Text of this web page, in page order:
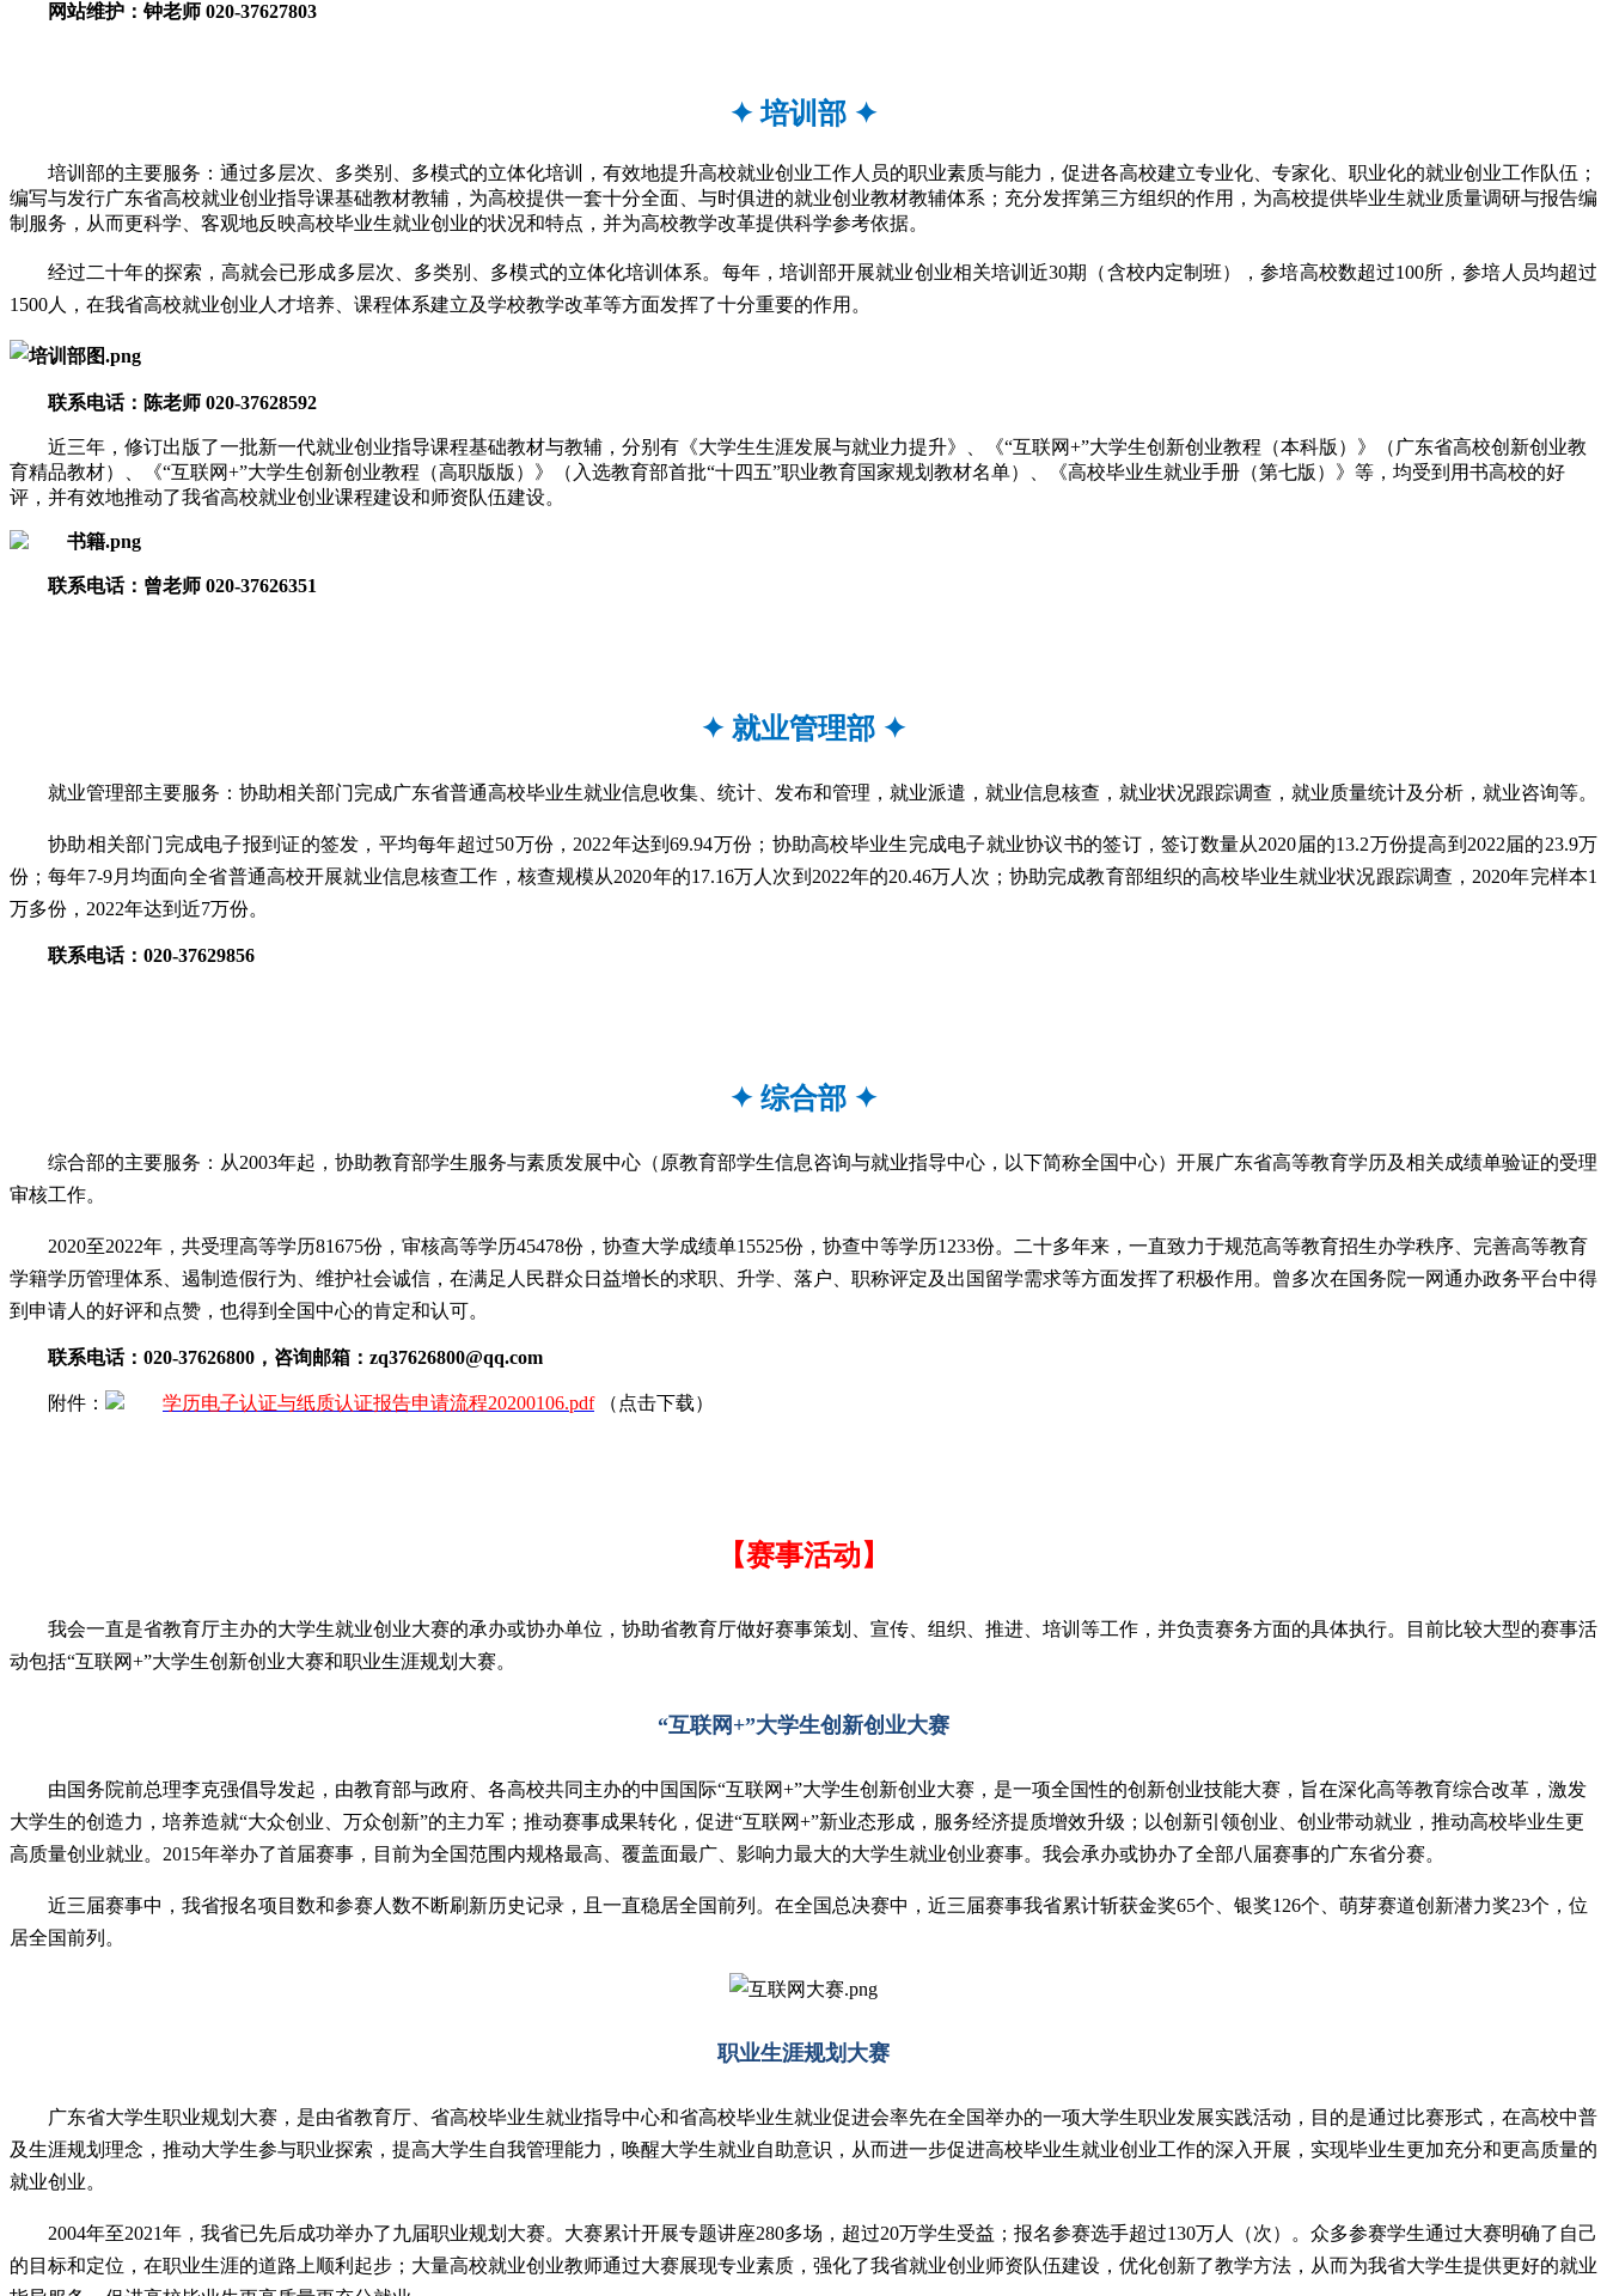
网站维护：钟老师 020-37627803
✦培训部 ✦
培训部的主要服务：通过多层次、多类别、多模式的立体化培训，有效地提升高校就业创业工作人员的职业素质与能力，促进各高校建立专业化、专家化、职业化的就业创业工作队伍；
编写与发行广东省高校就业创业指导课基础教材教辅，为高校提供一套十分全面、与时俱进的就业创业教材教辅体系；充分发挥第三方组织的作用，为高校提供毕业生就业质量调研与报告编
制服务，从而更科学、客观地反映高校毕业生就业创业的状况和特点，并为高校教学改革提供科学参考依据。
经过二十年的探索，高就会已形成多层次、多类别、多模式的立体化培训体系。每年，培训部开展就业创业相关培训近30期（含校内定制班），参培高校数超过100所，参培人员均超过
1500人，在我省高校就业创业人才培养、课程体系建立及学校教学改革等方面发挥了十分重要的作用。
联系电话： 陈老师 020-37628592
近三年，修订出版了一批新一代就业创业指导课程基础教材与教辅，分别有《大学生生涯发展与就业力提升》、《“互联网+”大学生创新创业教程（本科版）》（广东省高校创新创业教
育精品教材）、《“互联网+”大学生创新创业教程（高职版版）》（入选教育部首批“十四五”职业教育国家规划教材名单）、《高校毕业生就业手册（第七版）》等，均受到用书高校的好
评，并有效地推动了我省高校就业创业课程建设和师资队伍建设。
联系电话： 曾老师 020-37626351
✦ 就业管理部 ✦
就业管理部主要服务：协助相关部门完成广东省普通高校毕业生就业信息收集、统计、发布和管理，就业派遣，就业信息核查，就业状况跟踪调查，就业质量统计及分析，就业咨询等。
协助相关部门完成电子报到证的签发，平均每年超过50万份，2022年达到69.94万份；协助高校毕业生完成电子就业协议书的签订，签订数量从2020届的13.2万份提高到2022届的23.9万
份；每年7-9月均面向全省普通高校开展就业信息核查工作，核查规模从2020年的17.16万人次到2022年的20.46万人次；协助完成教育部组织的高校毕业生就业状况跟踪调查，2020年完样本1
万多份，2022年达到近7万份。
联系电话： 020-37629856
✦ 综合部 ✦
综合部的主要服务：从2003年起，协助教育部学生服务与素质发展中心（原教育部学生信息咨询与就业指导中心，以下简称全国中心）开展广东省高等教育学历及相关成绩单验证的受理
审核工作。
2020至2022年，共受理高等学历81675份，审核高等学历45478份，协查大学成绩单15525份，协查中等学历1233份。二十多年来，一直致力于规范高等教育招生办学秩序、完善高等教育
学籍学历管理体系、遏制造假行为、维护社会诚信，在满足人民群众日益增长的求职、升学、落户、职称评定及出国留学需求等方面发挥了积极作用。曾多次在国务院一网通办政务平台中得
到申请人的好评和点赞，也得到全国中心的肯定和认可。
联系电话： 020-37626800，咨询邮箱：zq37626800@qq.com
附件： 学历电子认证与纸质认证报告申请流程20200106.pdf（点击下载）
【赛事活动】
我会一直是省教育厅主办的大学生就业创业大赛的承办或协办单位，协助省教育厅做好赛事策划、宣传、组织、推进、培训等工作，并负责赛务方面的具体执行。目前比较大型的赛事活
动包括“互联网+”大学生创新创业大赛和职业生涯规划大赛。
“互联网+”大学生创新创业大赛
由国务院前总理李克强倡导发起，由教育部与政府、各高校共同主办的中国国际“互联网+”大学生创新创业大赛，是一项全国性的创新创业技能大赛，旨在深化高等教育综合改革，激发
大学生的创造力，培养造就“大众创业、万众创新”的主力军；推动赛事成果转化，促进“互联网+”新业态形成，服务经济提质增效升级；以创新引领创业、创业带动就业，推动高校毕业生更
高质量创业就业。2015年举办了首届赛事，目前为全国范围内规格最高、覆盖面最广、影响力最大的大学生就业创业赛事。我会承办或协办了全部八届赛事的广东省分赛。
近三届赛事中，我省报名项目数和参赛人数不断刷新历史记录，且一直稳居全国前列。在全国总决赛中，近三届赛事我省累计斩获金奖65个、银奖126个、萌芽赛道创新潜力奖23个，位
居全国前列。
职业生涯规划大赛
广东省大学生职业规划大赛，是由省教育厅、省高校毕业生就业指导中心和省高校毕业生就业促进会率先在全国举办的一项大学生职业发展实践活动，目的是通过比赛形式，在高校中普
及生涯规划理念，推动大学生参与职业探索，提高大学生自我管理能力，唤醒大学生就业自助意识，从而进一步促进高校毕业生就业创业工作的深入开展，实现毕业生更加充分和更高质量的
就业创业。
2004年至2021年，我省已先后成功举办了九届职业规划大赛。大赛累计开展专题讲座280多场，超过20万学生受益；报名参赛选手超过130万人（次）。众多参赛学生通过大赛明确了自己
的目标和定位，在职业生涯的道路上顺利起步；大量高校就业创业教师通过大赛展现专业素质，强化了我省就业创业师资队伍建设，优化创新了教学方法，从而为我省大学生提供更好的就业